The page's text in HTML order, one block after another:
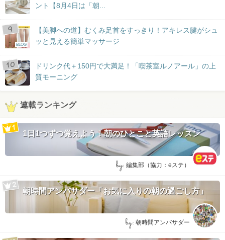
ント【8月4日は「朝...
BLOG
【美脚への道】むくみ足首をすっきり！アキレス腱がシュ
ッと見える簡単マッサージ
ドリンク代＋150円で大満足！「喫茶室ルノアール」の上
質モーニング
連載ランキング
1日1つずつ覚えよう！朝のひとこと英語レッスン
by: 編集部（協力：eステ）
朝時間アンバサダー「お気に入りの朝の過ごし方」
by: 朝時間アンバサダー